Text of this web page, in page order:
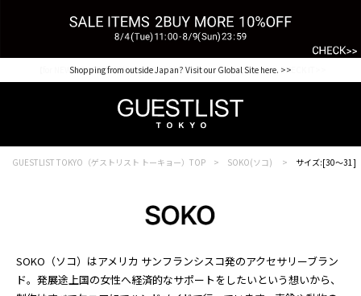
Shopping from outside Japan? Visit our Global Site here. >>
【for NEW MEMBER】新規会員様1000Point Present Campaign CHECK IT>>
GUESTLIST TOKYO（ゲストリスト トーキョー）TOP SOKO(ソコ) サイズ:[30～31]
SOKO（ソコ）はアメリカ サンフランシスコ発のアクセサリーブラン
ド。発展途上国の女性へ経済的なサポートをしたいという想いから、